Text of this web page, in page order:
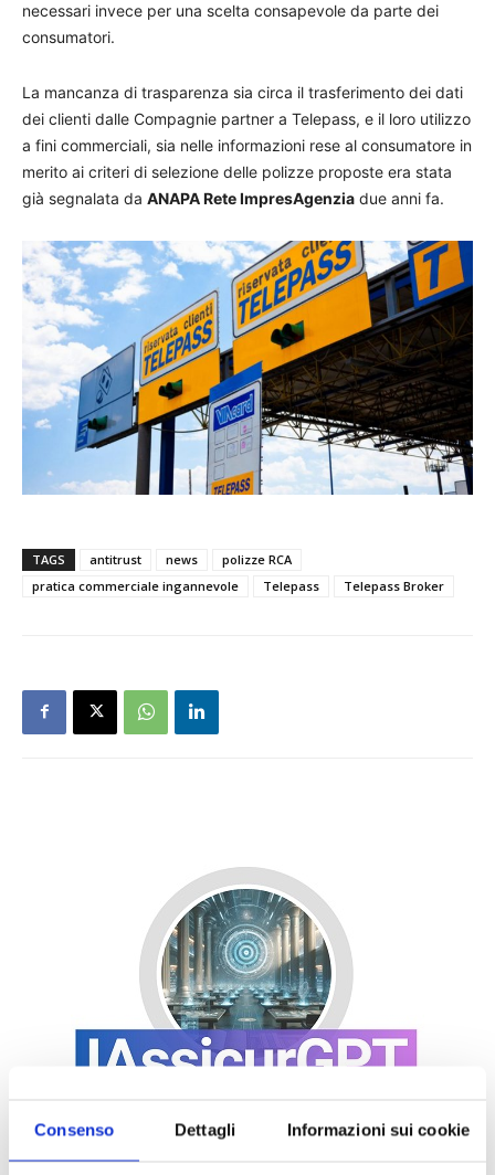
Consenso Dettagli Informazioni sui cookie
necessari invece per una scelta consapevole da parte dei
consumatori.
La mancanza di trasparenza sia circa il trasferimento dei dati
dei clienti dalle Compagnie partner a Telepass, e il loro utilizzo
a fini commerciali, sia nelle informazioni rese al consumatore in
merito ai criteri di selezione delle polizze proposte era stata
già segnalata da ANAPA Rete ImpresAgenzia due anni fa.
TAGS antitrust news
polizze RCA
pratica commerciale ingannevole
Telepass Telepass Broker